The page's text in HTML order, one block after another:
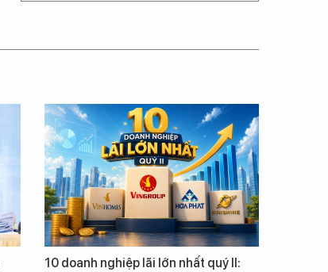
10 doanh nghiệp lãi lớn nhất quý II: